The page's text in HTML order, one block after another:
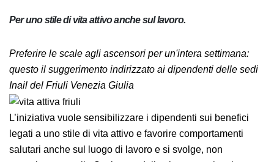
Per uno stile di vita attivo anche sul lavoro.
Preferire le scale agli ascensori per un'intera
settimana: questo il suggerimento indirizzato ai
dipendenti delle sedi Inail del Friuli Venezia Giulia
L’iniziativa vuole sensibilizzare i dipendenti sui benefici
legati a uno stile di vita attivo e favorire comportamenti
salutari anche sul luogo di lavoro e si svolge, non